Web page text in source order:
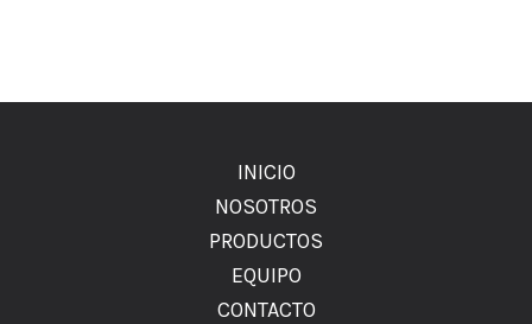
INICIO
NOSOTROS
PRODUCTOS
EQUIPO
CONTACTO